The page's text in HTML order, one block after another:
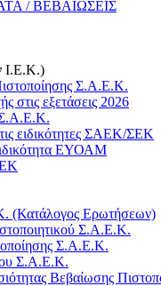
/ ΒΕΒΑΙΩΣΕΙΣ
Ι.Ε.Κ.)
Σ.Α.Ε.Κ.
στις εξετάσεις 2026
Σ.Α.Ε.Κ.
ειδικότητες ΣΑΕΚ/ΣΕΚ
ΕΥΟΑΜ
(Κατάλογος Ερωτήσεων)
Σ.Α.Ε.Κ.
Σ.Α.Ε.Κ.
Σ.Α.Ε.Κ.
Βεβαίωσης